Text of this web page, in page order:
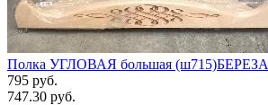
Полка УГЛОВАЯ большая (ш715)БЕРЕЗА
795 руб.
747.30 руб.